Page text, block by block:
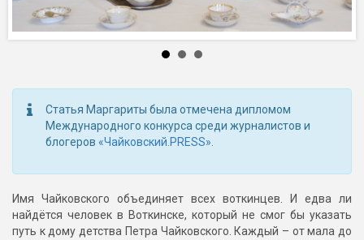
Статья Маргариты была отмечена дипломом
Международного конкурса среди журналистов и
блогеров «Чайковский.PRESS».
Имя Чайковского объединяет всех воткинцев. И едва ли
найдётся человек в Воткинске, который не смог бы указать
путь к дому детства Петра Чайковского. Каждый – от мала до